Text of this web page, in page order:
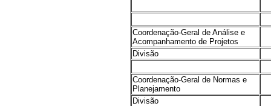
Coordenação-Geral de Análise e
Acompanhamento de Projetos
Divisão
Coordenação-Geral de Normas e
Planejamento
Divisão